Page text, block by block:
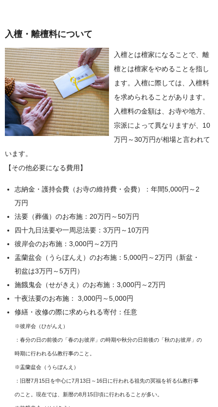
入檀・離檀料について
入檀とは檀家になることで、離
檀とは檀家をやめることを指し
ます。入檀に際しては、入檀料
を求められることがあります。
入檀料の金額は、お寺や地方、
宗派によって異なりますが、10
万円～30万円が相場と言われて
います。
【その他必要になる費用】
志納金・護持会費（お寺の維持費・会費）：年間5,000円～2
万円
法要（葬儀）のお布施：20万円～50万円
四十九日法要や一周忌法要：3万円～10万円
彼岸会のお布施：3,000円～2万円
盂蘭盆会（うらぼんえ）のお布施：5,000円～2万円（新盆・
初盆は3万円～5万円）
施餓鬼会（せがきえ）のお布施：3,000円～2万円
十夜法要のお布施： 3,000円～5,000円
修繕・改修の際に求められる寄付：任意
※彼岸会（ひがんえ）
：春分の日の前後の「春のお彼岸」の時期や秋分の日前後の「秋のお彼岸」の
時期に行われる仏教行事のこと。
※盂蘭盆会（うらぼんえ）
：旧暦7月15日を中心に7月13日～16日に行われる祖先の冥福を祈る仏教行事
のこと。現在では、新暦の8月15日頃に行われることが多い。